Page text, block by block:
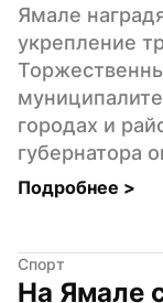
Ямале
укрепление
городах и
губернатора
Подробнее >
Спорт
На Ямале